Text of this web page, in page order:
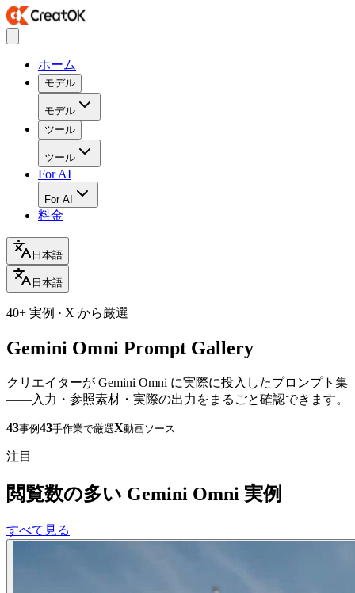
ホーム
モデル
モデル
ツール
ツール
For AI
For AI
料金
日本語
日本語
40+ 実例 · X から厳選
Gemini Omni Prompt Gallery
クリエイターが Gemini Omni に実際に投入したプロンプト集
——入力・参照素材・実際の出力をまるごと確認できます。
43事例 43手作業で厳選X動画ソース
注目
閲覧数の多い Gemini Omni 実例
すべて見る